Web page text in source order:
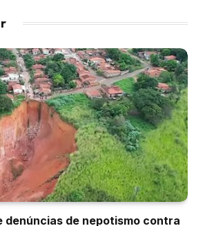
denúncias de nepotismo contra